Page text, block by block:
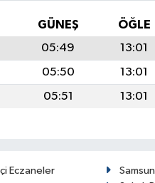
GÜNEŞ ÖĞLE
05:49 13:01
05:50 13:01
05:51 13:01
Eczaneler
Samsun